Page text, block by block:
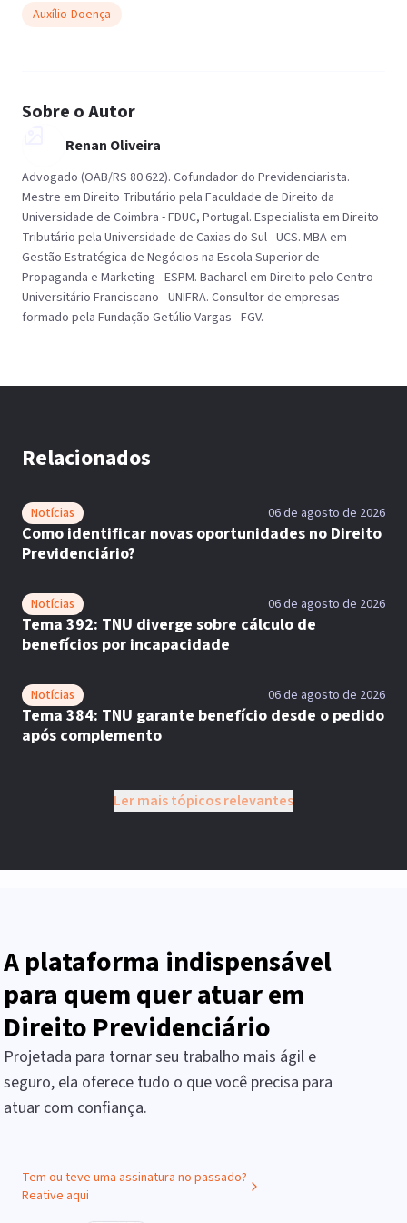
Auxílio-Doença
Sobre o Autor
Renan Oliveira
Advogado (OAB/RS 80.622). Cofundador do Previdenciarista.
Mestre em Direito Tributário pela Faculdade de Direito da
Universidade de Coimbra - FDUC, Portugal. Especialista em Direito
Tributário pela Universidade de Caxias do Sul - UCS. MBA em
Gestão Estratégica de Negócios na Escola Superior de
Propaganda e Marketing - ESPM. Bacharel em Direito pelo Centro
Universitário Franciscano - UNIFRA. Consultor de empresas
formado pela Fundação Getúlio Vargas - FGV.
Relacionados
Notícias 06 de agosto de 2026
Como identificar novas oportunidades no Direito
Previdenciário?
Notícias 06 de agosto de 2026
Tema 392: TNU diverge sobre cálculo de
benefícios por incapacidade
Notícias 06 de agosto de 2026
Tema 384: TNU garante benefício desde o pedido
após complemento
Ler mais tópicos relevantes
A plataforma indispensável
para quem quer atuar em
Direito Previdenciário
Projetada para tornar seu trabalho mais ágil e
seguro, ela oferece tudo o que você precisa para
atuar com confiança.
Tem ou teve uma assinatura no passado?
Reative aqui